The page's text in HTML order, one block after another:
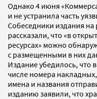
Однако 4 июня
и не устранила часть
Собеседники издания
рассказали, что «в
ресурсах» можно
с размещенными в них
Издание убедилось, что
числе номера
имена и названия
изданию заявили, что